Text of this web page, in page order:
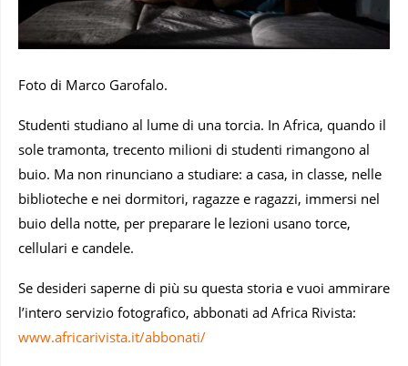
Foto di Marco Garofalo.
Studenti studiano al lume di una torcia. In Africa, quando il
sole tramonta, trecento milioni di studenti rimangono al
buio. Ma non rinunciano a studiare: a casa, in classe, nelle
biblioteche e nei dormitori, ragazze e ragazzi, immersi nel
buio della notte, per preparare le lezioni usano torce,
cellulari e candele.
Se desideri saperne di più su questa storia e vuoi ammirare
l’intero servizio fotografico, abbonati ad Africa Rivista:
www.africarivista.it/abbonati/